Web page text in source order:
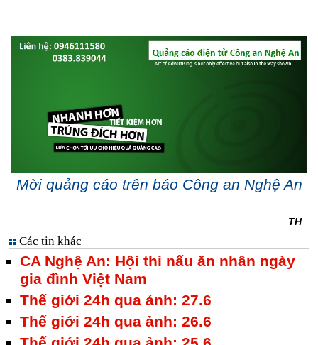
Mời quảng cáo trên báo Công an Nghệ An
TH
Các tin khác
CA Nghệ An: Hội thi nấu ăn nhân ngày
gia đình Việt Nam
Thế giới 24h qua ảnh: 27.6
Thế giới 24h qua ảnh: 26.6